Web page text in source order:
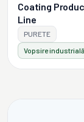
Coating
Line
PURETE
Vopsire industrială